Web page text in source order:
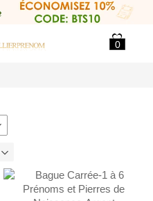
0